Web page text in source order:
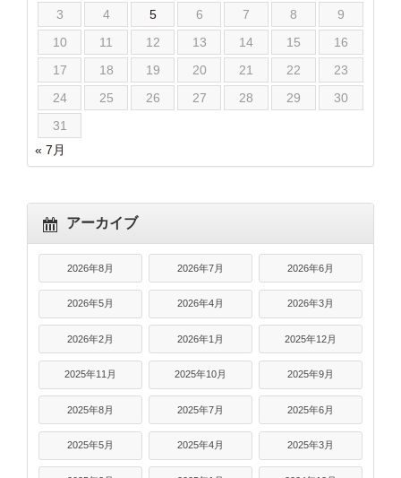
3
4 5 6 7 8
9
10
11 12 13 14 15
16
17
18 19 20 21 22
23
24
25 26 27 28 29
30
31
« 7月
アーカイブ
2026年8月 2026年7月 2026年6月
2026年5月 2026年4月 2026年3月
2026年2月 2026年1月 2025年12月
2025年11月 2025年10月 2025年9月
2025年8月 2025年7月 2025年6月
2025年5月 2025年4月 2025年3月